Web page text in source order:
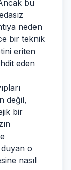
bu
neden
bir teknik
eriten
eden
değil,
bir
duyan o
nasıl